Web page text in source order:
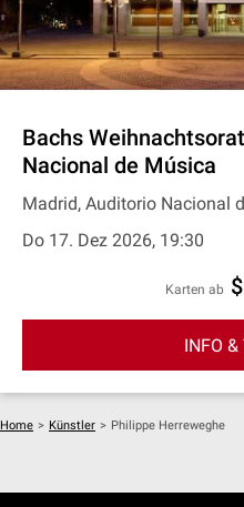
Bachs
Nacional de Música
Madrid, Auditorio Nacional
Do 17. Dez 2026, 19:30
Karten ab
INFO &
Home > Künstler > Philippe Herreweghe